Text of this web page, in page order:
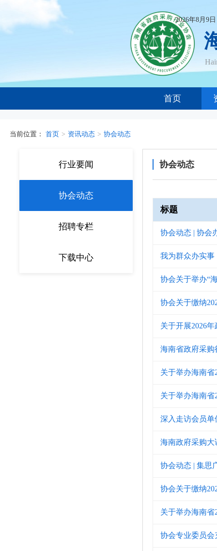
2026年8月9
首页
当前位置： 首页 > 资讯动态 > 协会动态
行业要闻
协会动态
招聘专栏
下载中心
协会动态
标题
协会动态 | 协会
我为群众办实
协会关于举办“
协会关于缴纳
关于开展2026
海南省政府采
关于举办海南
关于举办海南
深入走访会员
海南政府采购大
协会动态 | 集思
协会关于缴纳
关于举办海南
协会专业委员